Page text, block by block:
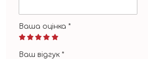
Ваша оцінка *
Ваш відгук *